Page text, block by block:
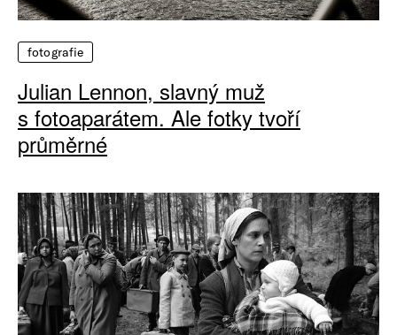
fotografie
Julian Lennon, slavný muž
s fotoaparátem. Ale fotky tvoří
průměrné